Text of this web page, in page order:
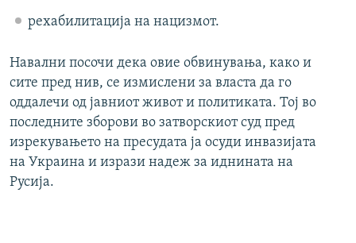
рехабилитација на нацизмот.
Навални посочи дека овие обвинувања, како и
сите пред нив, се измислени за власта да го
оддалечи од јавниот живот и политиката. Тој во
последните зборови во затворскиот суд пред
изрекувањето на пресудата ја осуди инвазијата
на Украина и изрази надеж за иднината на
Русија.